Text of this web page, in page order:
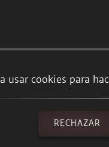
usar cookies para
RECHAZAR